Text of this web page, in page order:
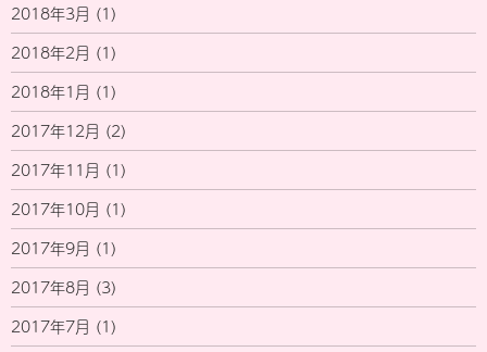
2018年3月 (1)
2018年2月 (1)
2018年1月 (1)
2017年12月 (2)
2017年11月 (1)
2017年10月 (1)
2017年9月 (1)
2017年8月 (3)
2017年7月 (1)